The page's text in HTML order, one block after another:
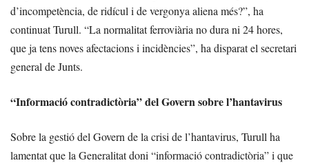
d’incompetència, de ridícul i de vergonya aliena més?”, ha
continuat Turull. “La normalitat ferroviària no dura ni 24 hores,
que ja tens noves afectacions i incidències”, ha disparat el secretari
general de Junts.
“Informació contradictòria” del Govern sobre l’hantavirus
Sobre la gestió del Govern de la crisi de l’hantavirus, Turull ha
lamentat que la Generalitat doni “informació contradictòria” i que